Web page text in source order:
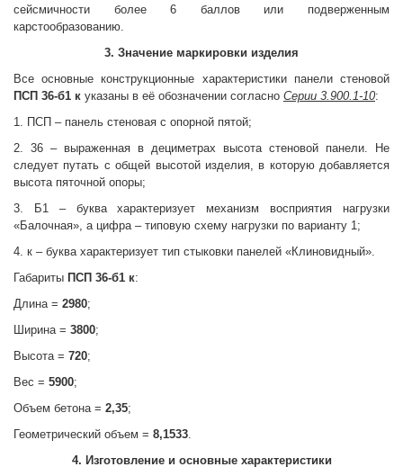
сейсмичности более 6 баллов или подверженным
карстообразованию.
3. Значение маркировки изделия
Все основные конструкционные характеристики панели стеновой
ПСП 36-б1 к указаны в её обозначении согласно Серии 3.900.1-10:
1. ПСП – панель стеновая с опорной пятой;
2. 36 – выраженная в дециметрах высота стеновой панели. Не
следует путать с общей высотой изделия, в которую добавляется
высота пяточной опоры;
3. Б1 – буква характеризует механизм восприятия нагрузки
«Балочная», а цифра – типовую схему нагрузки по варианту 1;
4. к – буква характеризует тип стыковки панелей «Клиновидный».
Габариты ПСП 36-б1 к:
Длина = 2980;
Ширина = 3800;
Высота = 720;
Вес = 5900;
Объем бетона = 2,35;
Геометрический объем = 8,1533.
4. Изготовление и основные характеристики